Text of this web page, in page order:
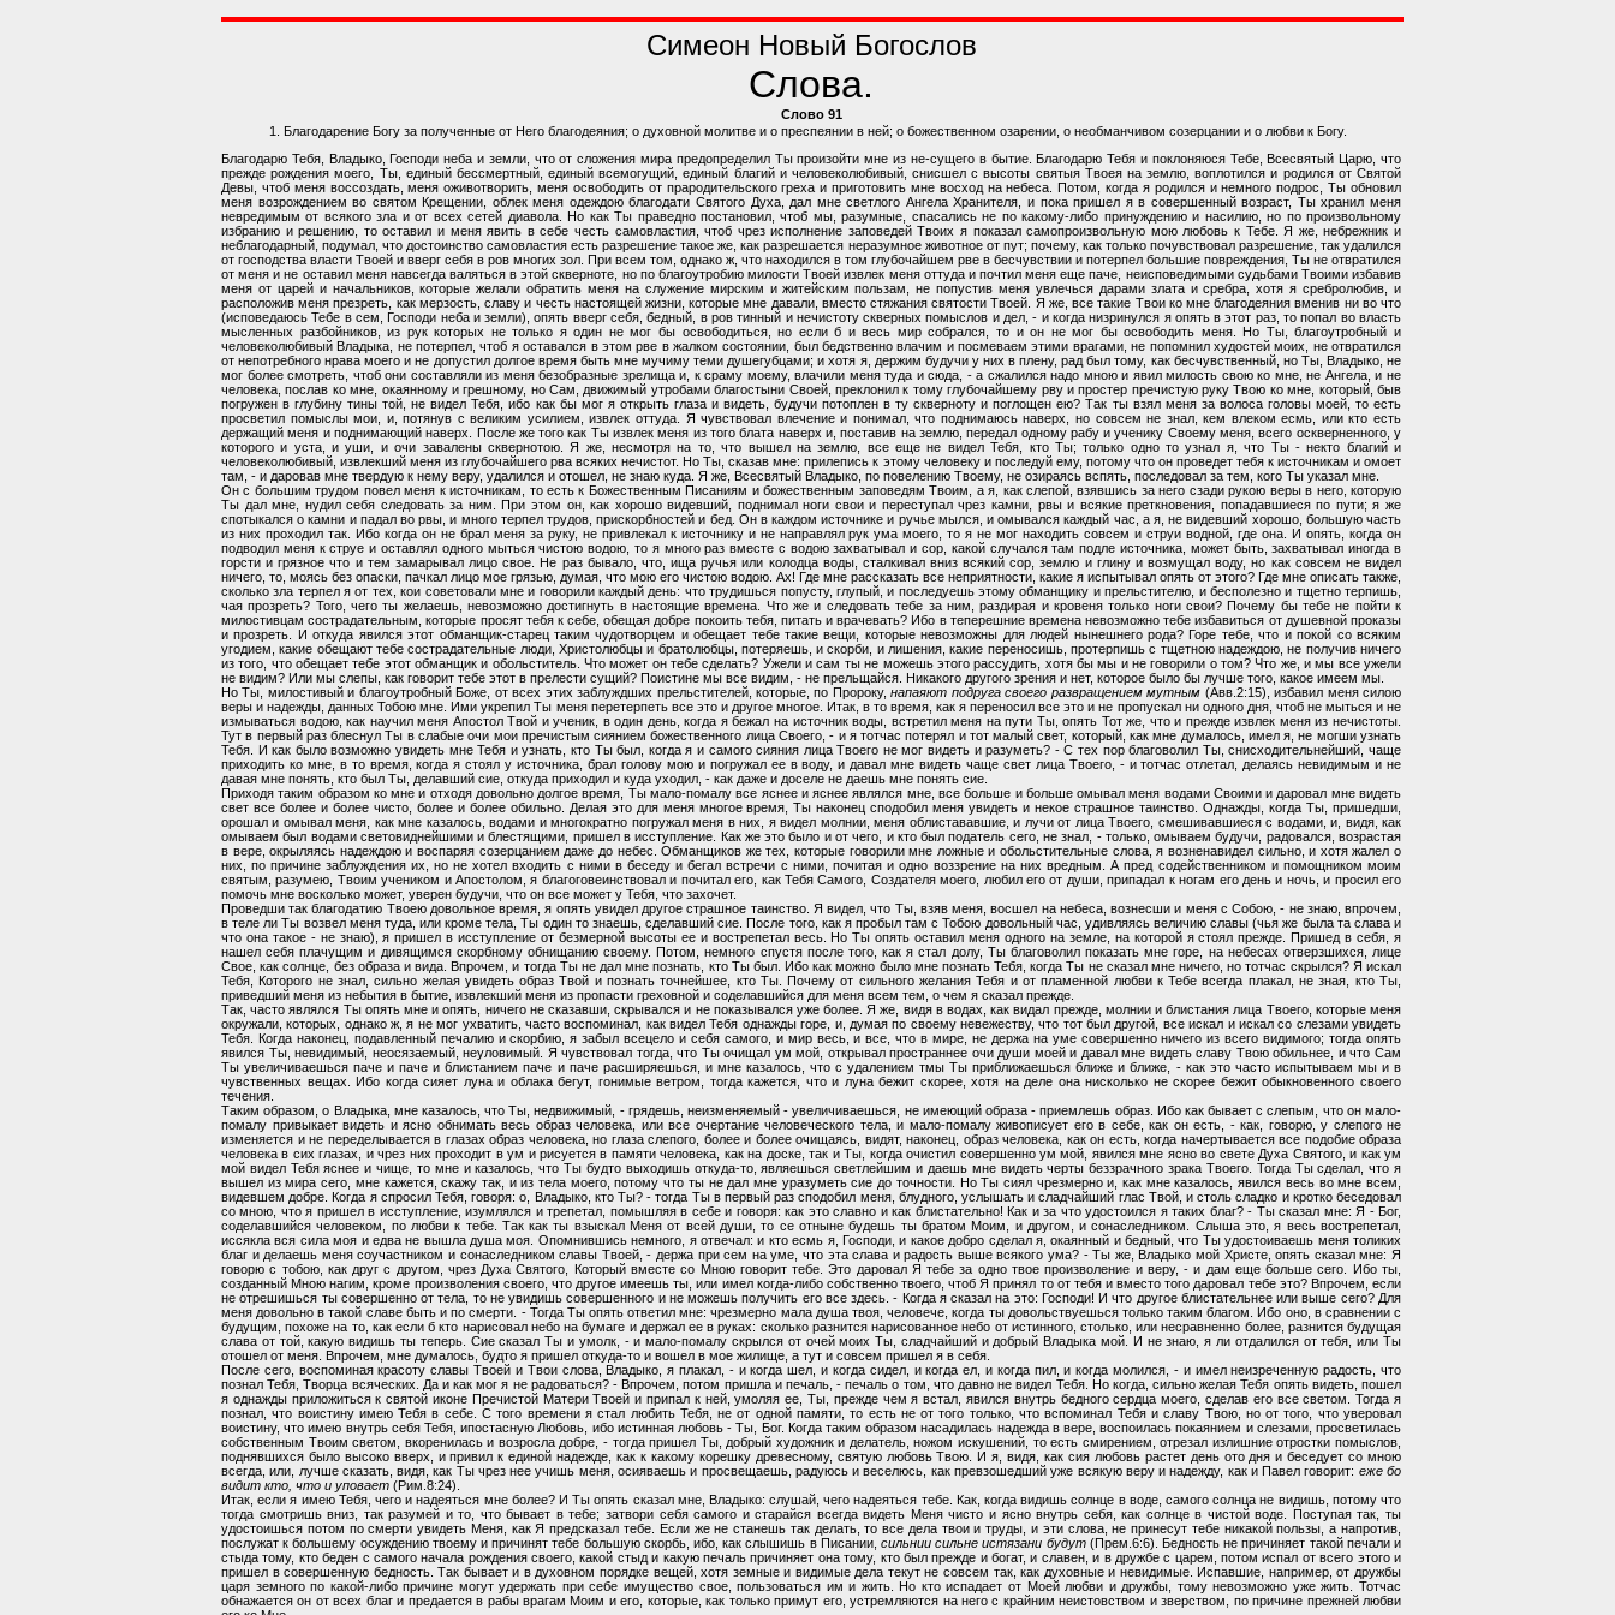
Симеон Новый Богослов
Слова.
Слово 91
1. Благодарение Богу за полученные от Него благодеяния; о духовной молитве и о преспеянии в ней; о божественном озарении, о необманчивом созерцании и о любви к Богу.
Благодарю Тебя, Владыко, Господи неба и земли, что от сложения мира предопределил Ты произойти мне из не-сущего в бытие. Благодарю Тебя и поклоняюся Тебе, Всесвятый Царю, что
прежде рождения моего, Ты, единый бессмертный, единый всемогущий, единый благий и человеколюбивый, снисшел с высоты святыя Твоея на землю, воплотился и родился от Святой
Девы, чтоб меня воссоздать, меня оживотворить, меня освободить от прародительского греха и приготовить мне восход на небеса. Потом, когда я родился и немного подрос, Ты обновил
меня возрождением во святом Крещении, облек меня одеждою благодати Святого Духа, дал мне светлого Ангела Хранителя, и пока пришел я в совершенный возраст, Ты хранил меня
невредимым от всякого зла и от всех сетей диавола. Но как Ты праведно постановил, чтоб мы, разумные, спасались не по какому-либо принуждению и насилию, но по произвольному
избранию и решению, то оставил и меня явить в себе честь самовластия, чтоб чрез исполнение заповедей Твоих я показал самопроизвольную мою любовь к Тебе. Я же, небрежник и
неблагодарный, подумал, что достоинство самовластия есть разрешение такое же, как разрешается неразумное животное от пут; почему, как только почувствовал разрешение, так удалился
от господства власти Твоей и вверг себя в ров многих зол. При всем том, однако ж, что находился в том глубочайшем рве в бесчувствии и потерпел большие повреждения, Ты не отвратился
от меня и не оставил меня навсегда валяться в этой скверноте, но по благоутробию милости Твоей извлек меня оттуда и почтил меня еще паче, неисповедимыми судьбами Твоими избавив
меня от царей и начальников, которые желали обратить меня на служение мирским и житейским пользам, не попустив меня увлечься дарами злата и сребра, хотя я сребролюбив, и
расположив меня презреть, как мерзость, славу и честь настоящей жизни, которые мне давали, вместо стяжания святости Твоей. Я же, все такие Твои ко мне благодеяния вменив ни во что
(исповедаюсь Тебе в сем, Господи неба и земли), опять вверг себя, бедный, в ров тинный и нечистоту скверных помыслов и дел, - и когда низринулся я опять в этот раз, то попал во власть
мысленных разбойников, из рук которых не только я один не мог бы освободиться, но если б и весь мир собрался, то и он не мог бы освободить меня. Но Ты, благоутробный и
человеколюбивый Владыка, не потерпел, чтоб я оставался в этом рве в жалком состоянии, был бедственно влачим и посмеваем этими врагами, не попомнил худостей моих, не отвратился
от непотребного нрава моего и не допустил долгое время быть мне мучиму теми душегубцами; и хотя я, держим будучи у них в плену, рад был тому, как бесчувственный, но Ты, Владыко, не
мог более смотреть, чтоб они составляли из меня безобразные зрелища и, к сраму моему, влачили меня туда и сюда, - а сжалился надо мною и явил милость свою ко мне, не Ангела, и не
человека, послав ко мне, окаянному и грешному, но Сам, движимый утробами благостыни Своей, преклонил к тому глубочайшему рву и простер пречистую руку Твою ко мне, который, быв
погружен в глубину тины той, не видел Тебя, ибо как бы мог я открыть глаза и видеть, будучи потоплен в ту скверноту и поглощен ею? Так ты взял меня за волоса головы моей, то есть
просветил помыслы мои, и, потянув с великим усилием, извлек оттуда. Я чувствовал влечение и понимал, что поднимаюсь наверх, но совсем не знал, кем влеком есмь, или кто есть
держащий меня и поднимающий наверх. После же того как Ты извлек меня из того блата наверх и, поставив на землю, передал одному рабу и ученику Своему меня, всего оскверненного, у
которого и уста, и уши, и очи завалены сквернотою. Я же, несмотря на то, что вышел на землю, все еще не видел Тебя, кто Ты; только одно то узнал я, что Ты - некто благий и
человеколюбивый, извлекший меня из глубочайшего рва всяких нечистот. Но Ты, сказав мне: прилепись к этому человеку и последуй ему, потому что он проведет тебя к источникам и омоет
там, - и даровав мне твердую к нему веру, удалился и отошел, не знаю куда. Я же, Всесвятый Владыко, по повелению Твоему, не озираясь вспять, последовал за тем, кого Ты указал мне.
Он с большим трудом повел меня к источникам, то есть к Божественным Писаниям и божественным заповедям Твоим, а я, как слепой, взявшись за него сзади рукою веры в него, которую
Ты дал мне, нудил себя следовать за ним. При этом он, как хорошо видевший, поднимал ноги свои и переступал чрез камни, рвы и всякие преткновения, попадавшиеся по пути; я же
спотыкался о камни и падал во рвы, и много терпел трудов, прискорбностей и бед. Он в каждом источнике и ручье мылся, и омывался каждый час, а я, не видевший хорошо, большую часть
из них проходил так. Ибо когда он не брал меня за руку, не привлекал к источнику и не направлял рук ума моего, то я не мог находить совсем и струи водной, где она. И опять, когда он
подводил меня к струе и оставлял одного мыться чистою водою, то я много раз вместе с водою захватывал и сор, какой случался там подле источника, может быть, захватывал иногда в
горсти и грязное что и тем замарывал лицо свое. Не раз бывало, что, ища ручья или колодца воды, сталкивал вниз всякий сор, землю и глину и возмущал воду, но как совсем не видел
ничего, то, моясь без опаски, пачкал лицо мое грязью, думая, что мою его чистою водою. Ах! Где мне рассказать все неприятности, какие я испытывал опять от этого? Где мне описать также,
сколько зла терпел я от тех, кои советовали мне и говорили каждый день: что трудишься попусту, глупый, и последуешь этому обманщику и прельстителю, и бесполезно и тщетно терпишь,
чая прозреть? Того, чего ты желаешь, невозможно достигнуть в настоящие времена. Что же и следовать тебе за ним, раздирая и кровеня только ноги свои? Почему бы тебе не пойти к
милостивцам сострадательным, которые просят тебя к себе, обещая добре покоить тебя, питать и врачевать? Ибо в теперешние времена невозможно тебе избавиться от душевной проказы
и прозреть. И откуда явился этот обманщик-старец таким чудотворцем и обещает тебе такие вещи, которые невозможны для людей нынешнего рода? Горе тебе, что и покой со всяким
угодием, какие обещают тебе сострадательные люди, Христолюбцы и братолюбцы, потеряешь, и скорби, и лишения, какие переносишь, протерпишь с тщетною надеждою, не получив ничего
из того, что обещает тебе этот обманщик и обольститель. Что может он тебе сделать? Ужели и сам ты не можешь этого рассудить, хотя бы мы и не говорили о том? Что же, и мы все ужели
не видим? Или мы слепы, как говорит тебе этот в прелести сущий? Поистине мы все видим, - не прельщайся. Никакого другого зрения и нет, которое было бы лучше того, какое имеем мы.
Но Ты, милостивый и благоутробный Боже, от всех этих заблуждших прельстителей, которые, по Пророку,напаяют подруга своего развращением мутным (Авв.2:15), избавил меня силою
веры и надежды, данных Тобою мне. Ими укрепил Ты меня перетерпеть все это и другое многое. Итак, в то время, как я переносил все это и не пропускал ни одного дня, чтоб не мыться и не
измываться водою, как научил меня Апостол Твой и ученик, в один день, когда я бежал на источник воды, встретил меня на пути Ты, опять Тот же, что и прежде извлек меня из нечистоты.
Тут в первый раз блеснул Ты в слабые очи мои пречистым сиянием божественного лица Своего, - и я тотчас потерял и тот малый свет, который, как мне думалось, имел я, не могши узнать
Тебя. И как было возможно увидеть мне Тебя и узнать, кто Ты был, когда я и самого сияния лица Твоего не мог видеть и разуметь? - С тех пор благоволил Ты, снисходительнейший, чаще
приходить ко мне, в то время, когда я стоял у источника, брал голову мою и погружал ее в воду, и давал мне видеть чаще свет лица Твоего, - и тотчас отлетал, делаясь невидимым и не
давая мне понять, кто был Ты, делавший сие, откуда приходил и куда уходил, - как даже и доселе не даешь мне понять сие.
Приходя таким образом ко мне и отходя довольно долгое время, Ты мало-помалу все яснее и яснее являлся мне, все больше и больше омывал меня водами Своими и даровал мне видеть
свет все более и более чисто, более и более обильно. Делая это для меня многое время, Ты наконец сподобил меня увидеть и некое страшное таинство. Однажды, когда Ты, пришедши,
орошал и омывал меня, как мне казалось, водами и многократно погружал меня в них, я видел молнии, меня облистававшие, и лучи от лица Твоего, смешивавшиеся с водами, и, видя, как
омываем был водами световиднейшими и блестящими, пришел в исступление. Как же это было и от чего, и кто был податель сего, не знал, - только, омываем будучи, радовался, возрастая
в вере, окрыляясь надеждою и воспаряя созерцанием даже до небес. Обманщиков же тех, которые говорили мне ложные и обольстительные слова, я возненавидел сильно, и хотя жалел о
них, по причине заблуждения их, но не хотел входить с ними в беседу и бегал встречи с ними, почитая и одно воззрение на них вредным. А пред содейственником и помощником моим
святым, разумею, Твоим учеником и Апостолом, я благоговеинствовал и почитал его, как Тебя Самого, Создателя моего, любил его от души, припадал к ногам его день и ночь, и просил его
помочь мне восколько может, уверен будучи, что он все может у Тебя, что захочет.
Проведши так благодатию Твоею довольное время, я опять увидел другое страшное таинство. Я видел, что Ты, взяв меня, восшел на небеса, вознесши и меня с Собою, - не знаю, впрочем,
в теле ли Ты возвел меня туда, или кроме тела, Ты один то знаешь, сделавший сие. После того, как я пробыл там с Тобою довольный час, удивляясь величию славы (чья же была та слава и
что она такое - не знаю), я пришел в исступление от безмерной высоты ее и вострепетал весь. Но Ты опять оставил меня одного на земле, на которой я стоял прежде. Пришед в себя, я
нашел себя плачущим и дивящимся скорбному обнищанию своему. Потом, немного спустя после того, как я стал долу, Ты благоволил показать мне горе, на небесах отверзшихся, лице
Свое, как солнце, без образа и вида. Впрочем, и тогда Ты не дал мне познать, кто Ты был. Ибо как можно было мне познать Тебя, когда Ты не сказал мне ничего, но тотчас скрылся? Я искал
Тебя, Которого не знал, сильно желая увидеть образ Твой и познать точнейшее, кто Ты. Почему от сильного желания Тебя и от пламенной любви к Тебе всегда плакал, не зная, кто Ты,
приведший меня из небытия в бытие, извлекший меня из пропасти греховной и соделавшийся для меня всем тем, о чем я сказал прежде.
Так, часто являлся Ты опять мне и опять, ничего не сказавши, скрывался и не показывался уже более. Я же, видя в водах, как видал прежде, молнии и блистания лица Твоего, которые меня
окружали, которых, однако ж, я не мог ухватить, часто воспоминал, как видел Тебя однажды горе, и, думая по своему невежеству, что тот был другой, все искал и искал со слезами увидеть
Тебя. Когда наконец, подавленный печалию и скорбию, я забыл всецело и себя самого, и мир весь, и все, что в мире, не держа на уме совершенно ничего из всего видимого; тогда опять
явился Ты, невидимый, неосязаемый, неуловимый. Я чувствовал тогда, что Ты очищал ум мой, открывал пространнее очи души моей и давал мне видеть славу Твою обильнее, и что Сам
Ты увеличиваешься паче и паче и блистанием паче и паче расширяешься, и мне казалось, что с удалением тмы Ты приближаешься ближе и ближе, - как это часто испытываем мы и в
чувственных вещах. Ибо когда сияет луна и облака бегут, гонимые ветром, тогда кажется, что и луна бежит скорее, хотя на деле она нисколько не скорее бежит обыкновенного своего
течения.
Таким образом, о Владыка, мне казалось, что Ты, недвижимый, - грядешь, неизменяемый - увеличиваешься, не имеющий образа - приемлешь образ. Ибо как бывает с слепым, что он мало-
помалу привыкает видеть и ясно обнимать весь образ человека, или все очертание человеческого тела, и мало-помалу живописует его в себе, как он есть, - как, говорю, у слепого не
изменяется и не переделывается в глазах образ человека, но глаза слепого, более и более очищаясь, видят, наконец, образ человека, как он есть, когда начертывается все подобие образа
человека в сих глазах, и чрез них проходит в ум и рисуется в памяти человека, как на доске, так и Ты, когда очистил совершенно ум мой, явился мне ясно во свете Духа Святого, и как ум
мой видел Тебя яснее и чище, то мне и казалось, что Ты будто выходишь откуда-то, являешься светлейшим и даешь мне видеть черты беззрачного зрака Твоего. Тогда Ты сделал, что я
вышел из мира сего, мне кажется, скажу так, и из тела моего, потому что ты не дал мне уразуметь сие до точности. Но Ты сиял чрезмерно и, как мне казалось, явился весь во мне всем,
видевшем добре. Когда я спросил Тебя, говоря: о, Владыко, кто Ты? - тогда Ты в первый раз сподобил меня, блудного, услышать и сладчайший глас Твой, и столь сладко и кротко беседовал
со мною, что я пришел в исступление, изумлялся и трепетал, помышляя в себе и говоря: как это славно и как блистательно! Как и за что удостоился я таких благ? - Ты сказал мне: Я - Бог,
соделавшийся человеком, по любви к тебе. Так как ты взыскал Меня от всей души, то се отныне будешь ты братом Моим, и другом, и сонаследником. Слыша это, я весь вострепетал,
иссякла вся сила моя и едва не вышла душа моя. Опомнившись немного, я отвечал: и кто есмь я, Господи, и какое добро сделал я, окаянный и бедный, что Ты удостоиваешь меня толиких
благ и делаешь меня соучастником и сонаследником славы Твоей, - держа при сем на уме, что эта слава и радость выше всякого ума? - Ты же, Владыко мой Христе, опять сказал мне: Я
говорю с тобою, как друг с другом, чрез Духа Святого, Который вместе со Мною говорит тебе. Это даровал Я тебе за одно твое произволение и веру, - и дам еще больше сего. Ибо ты,
созданный Мною нагим, кроме произволения своего, что другое имеешь ты, или имел когда-либо собственно твоего, чтоб Я принял то от тебя и вместо того даровал тебе это? Впрочем, если
не отрешишься ты совершенно от тела, то не увидишь совершенного и не можешь получить его все здесь. - Когда я сказал на это: Господи! И что другое блистательнее или выше сего? Для
меня довольно в такой славе быть и по смерти. - Тогда Ты опять ответил мне: чрезмерно мала душа твоя, человече, когда ты довольствуешься только таким благом. Ибо оно, в сравнении с
будущим, похоже на то, как если б кто нарисовал небо на бумаге и держал ее в руках: сколько разнится нарисованное небо от истинного, столько, или несравненно более, разнится будущая
слава от той, какую видишь ты теперь. Сие сказал Ты и умолк, - и мало-помалу скрылся от очей моих Ты, сладчайший и добрый Владыка мой. И не знаю, я ли отдалился от тебя, или Ты
отошел от меня. Впрочем, мне думалось, будто я пришел откуда-то и вошел в мое жилище, а тут и совсем пришел я в себя.
После сего, воспоминая красоту славы Твоей и Твои слова, Владыко, я плакал, - и когда шел, и когда сидел, и когда ел, и когда пил, и когда молился, - и имел неизреченную радость, что
познал Тебя, Творца всяческих. Да и как мог я не радоваться? - Впрочем, потом пришла и печаль, - печаль о том, что давно не видел Тебя. Но когда, сильно желая Тебя опять видеть, пошел
я однажды приложиться к святой иконе Пречистой Матери Твоей и припал к ней, умоляя ее, Ты, прежде чем я встал, явился внутрь бедного сердца моего, сделав его все светом. Тогда я
познал, что воистину имею Тебя в себе. С того времени я стал любить Тебя, не от одной памяти, то есть не от того только, что вспоминал Тебя и славу Твою, но от того, что уверовал
воистину, что имею внутрь себя Тебя, ипостасную Любовь, ибо истинная любовь - Ты, Бог. Когда таким образом насадилась надежда в вере, воспоилась покаянием и слезами, просветилась
собственным Твоим светом, вкоренилась и возросла добре, - тогда пришел Ты, добрый художник и делатель, ножом искушений, то есть смирением, отрезал излишние отростки помыслов,
поднявшихся было высоко вверх, и привил к единой надежде, как к какому корешку древесному, святую любовь Твою. И я, видя, как сия любовь растет день ото дня и беседует со мною
всегда, или, лучше сказать, видя, как Ты чрез нее учишь меня, осияваешь и просвещаешь, радуюсь и веселюсь, как превзошедший уже всякую веру и надежду, как и Павел говорит: еже бо
видит кто, что и уповает (Рим.8:24).
Итак, если я имею Тебя, чего и надеяться мне более? И Ты опять сказал мне, Владыко: слушай, чего надеяться тебе. Как, когда видишь солнце в воде, самого солнца не видишь, потому что
тогда смотришь вниз, так разумей и то, что бывает в тебе; затвори себя самого и старайся всегда видеть Меня чисто и ясно внутрь себя, как солнце в чистой воде. Поступая так, ты
удостоишься потом по смерти увидеть Меня, как Я предсказал тебе. Если же не станешь так делать, то все дела твои и труды, и эти слова, не принесут тебе никакой пользы, а напротив,
послужат к большему осуждению твоему и причинят тебе большую скорбь, ибо, как слышишь в Писании, сильнии сильне истязани будут(Прем.6:6). Бедность не причиняет такой печали и
стыда тому, кто беден с самого начала рождения своего, какой стыд и какую печаль причиняет она тому, кто был прежде и богат, и славен, и в дружбе с царем, потом испал от всего этого и
пришел в совершенную бедность. Так бывает и в духовном порядке вещей, хотя земные и видимые дела текут не совсем так, как духовные и невидимые. Испавшие, например, от дружбы
царя земного по какой-либо причине могут удержать при себе имущество свое, пользоваться им и жить. Но кто испадает от Моей любви и дружбы, тому невозможно уже жить. Тотчас
обнажается он от всех благ и предается в рабы врагам Моим и его, которые, как только примут его, устремляются на него с крайним неистовством и зверством, по причине прежней любви